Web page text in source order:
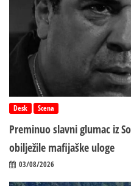
Desk Scena
Preminuo slavni glumac iz
obilježile mafijaške uloge
03/08/2026